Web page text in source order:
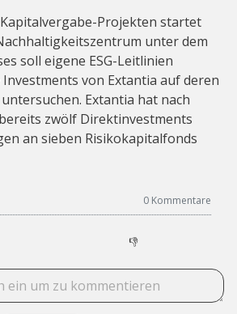
Projekten startet
unter dem
soll eigene ESG-Leitlinien
von Extantia auf deren
Extantia hat nach
zwölf Direktinvestments
an sieben Risikokapitalfonds
0 Kommentare
👎